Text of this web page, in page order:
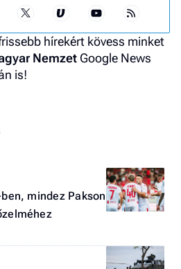
hírekért kövess minket
Nemzet Google News
is!
mindez Pakson